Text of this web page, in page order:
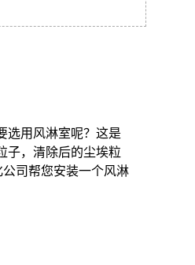
选用风淋室呢？这是
子，清除后的尘埃粒
司帮您安装一个风淋